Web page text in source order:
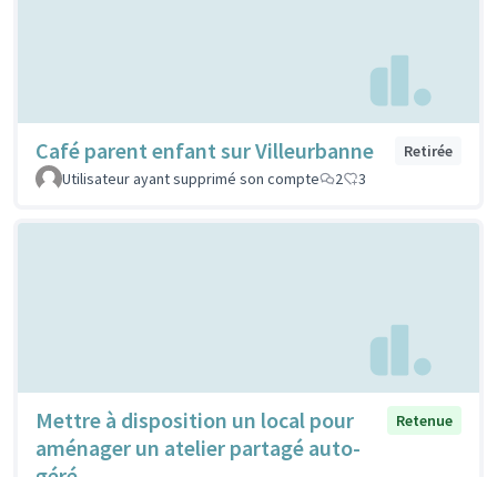
Café parent enfant sur Villeurbanne
Retirée
Utilisateur ayant supprimé son compte
2 3
Mettre à disposition un local pour
aménager un atelier partagé auto-
Retenue